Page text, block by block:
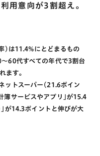
用意向が3割超え。
)は11.4%にとどまるもの
60代すべての年代で3割台
ます。
ットスーパー(21.6ポイン
簿サービスやアプリ｣が15.4
が14.3ポイントと伸びが大